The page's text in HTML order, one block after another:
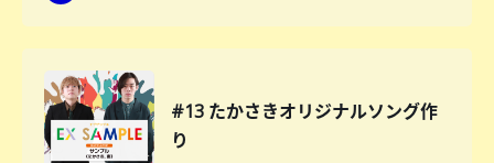
#13 たかさきオリジナルソング作
り